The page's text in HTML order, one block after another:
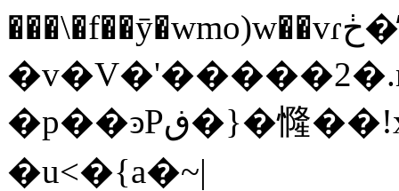
���\�f��ȳ�wmo)w��vɾڂ��̓ȼ;�_���2�P��mw�|
�p��ͽPڧ�}�㦕��!x����U�埇Do
�u<�{a�~|